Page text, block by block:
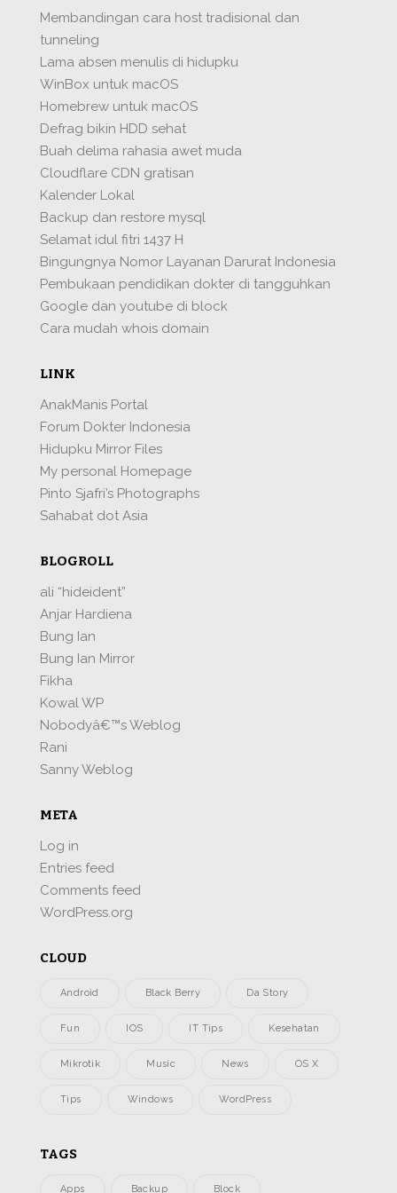
Membandingan cara host tradisional dan
tunneling
Lama absen menulis di hidupku
WinBox untuk macOS
Homebrew untuk macOS
Defrag bikin HDD sehat
Buah delima rahasia awet muda
Cloudflare CDN gratisan
Kalender Lokal
Backup dan restore mysql
Selamat idul fitri 1437 H
Bingungnya Nomor Layanan Darurat Indonesia
Pembukaan pendidikan dokter di tangguhkan
Google dan youtube di block
Cara mudah whois domain
LINK
AnakManis Portal
Forum Dokter Indonesia
Hidupku Mirror Files
My personal Homepage
Pinto Sjafri’s Photographs
Sahabat dot Asia
BLOGROLL
ali “hideident”
Anjar Hardiena
Bung Ian
Bung Ian Mirror
Fikha
Kowal WP
Nobodyâ€™s Weblog
Rani
Sanny Weblog
META
Log in
Entries feed
Comments feed
WordPress.org
CLOUD
Android Black Berry Da Story
Fun IOS IT Tips Kesehatan
Mikrotik Music News OS X
Tips Windows WordPress
TAGS
Apps Backup Block